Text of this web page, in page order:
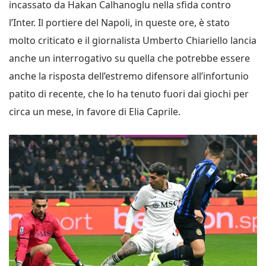
incassato da Hakan Calhanoglu nella sfida contro
l’Inter. Il portiere del Napoli, in queste ore, è stato
molto criticato e il giornalista Umberto Chiariello lancia
anche un interrogativo su quella che potrebbe essere
anche la risposta dell’estremo difensore all’infortunio
patito di recente, che lo ha tenuto fuori dai giochi per
circa un mese, in favore di Elia Caprile.